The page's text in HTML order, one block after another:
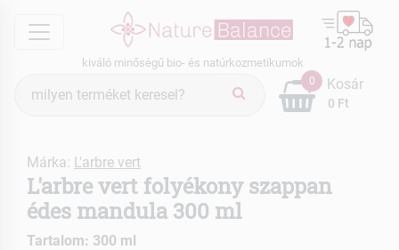
menu
kiváló minőségű bio- és natúrkozmetikumok
keresés
0
0 Ft
Kosár
Márka: L'arbre vert
L'arbre vert folyékony szappan
édes mandula 300 ml
Tartalom: 300 ml